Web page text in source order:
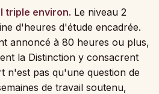
triple environ. Le niveau 2
d'heures d'étude encadrée.
annoncé à 80 heures ou plus,
la Distinction y consacrent
n'est pas qu'une question de
de travail soutenu,